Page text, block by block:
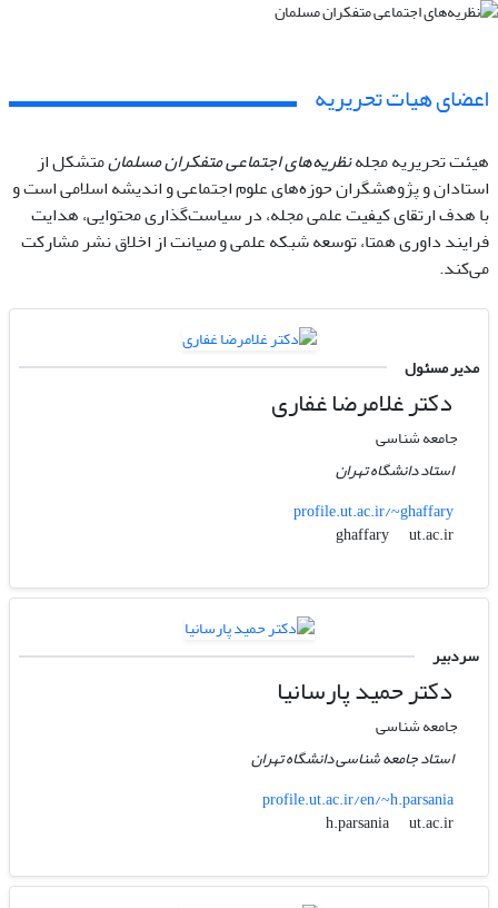
اعضای هیات تحریریه
هیئت تحریریه مجلهنظریه‌های اجتماعی متفکران مسلمانمتشکل از
استادان و پژوهشگران حوزه‌های علوم اجتماعی و اندیشه اسلامی است و
با هدف ارتقای کیفیت علمی مجله، در سیاست‌گذاری محتوایی، هدایت
فرایند داوری همتا، توسعه شبکه علمی و صیانت از اخلاق نشر مشارکت
می‌کند.
مدیر مسئول
دکتر غلامرضا غفاری
جامعه شناسی
استاد دانشگاه تهران
profile.ut.ac.ir/~ghaffary
ghaffary
ut.ac.ir
سردبیر
دکتر حمید پارسانیا
جامعه شناسی
استاد جامعه شناسی دانشگاه تهران
profile.ut.ac.ir/en/~h.parsania
h.parsania
ut.ac.ir